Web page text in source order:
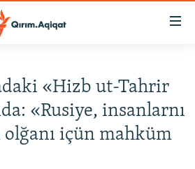
«Hizb ut-Tahrir
«Rusiye, insanlarnı
olğanı içün mahküm